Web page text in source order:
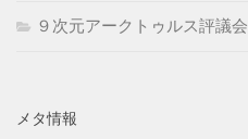
９次元アークトゥルス評議会
メタ情報